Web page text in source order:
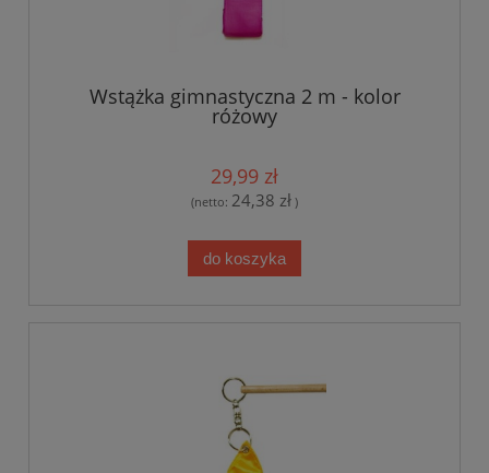
Wstążka gimnastyczna 2 m - kolor
różowy
29,99 zł
(netto: 24,38 zł )
do koszyka